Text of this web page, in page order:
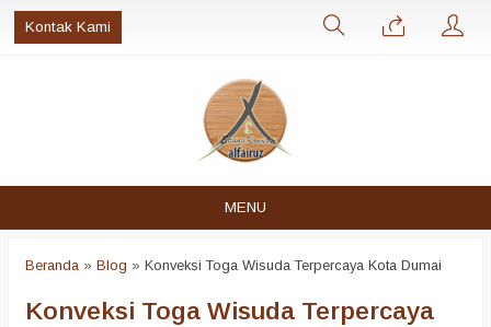
Kontak Kami
MENU
Beranda » Blog » Konveksi Toga Wisuda Terpercaya Kota Dumai
Konveksi Toga Wisuda Terpercaya